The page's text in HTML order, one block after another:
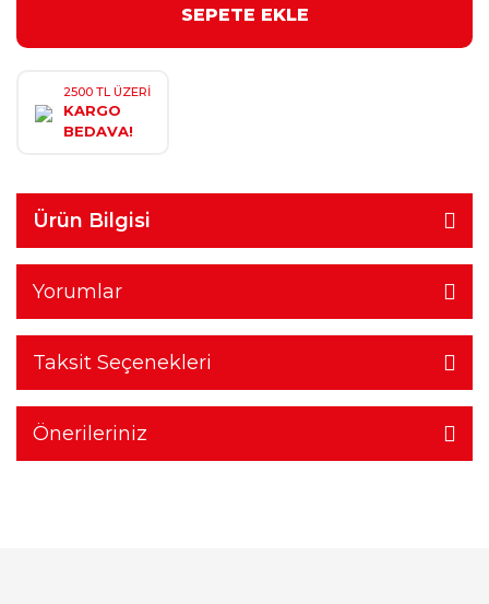
SEPETE EKLE
2500 TL ÜZERİ
KARGO
BEDAVA!
Ürün Bilgisi
Yorumlar
Taksit Seçenekleri
Önerileriniz